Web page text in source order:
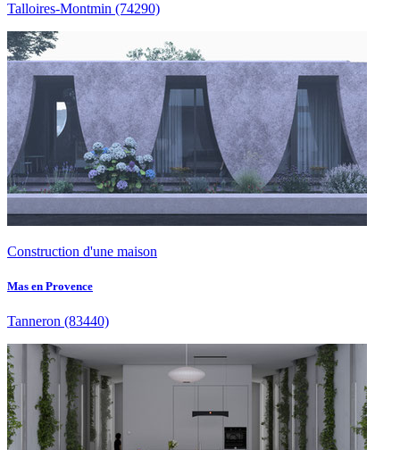
Talloires-Montmin (74290)
Construction d'une maison
Mas en Provence
Tanneron (83440)